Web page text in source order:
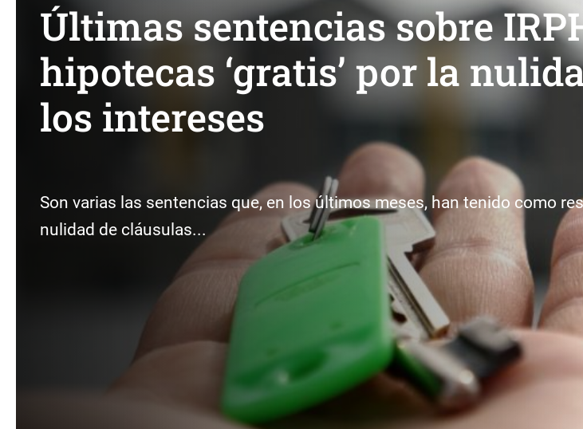
Últimas sentencias sobre
hipotecas ‘gratis’ por la
los intereses
Son varias las sentencias que, en los últimos meses, han tenido como
nulidad de cláusulas...